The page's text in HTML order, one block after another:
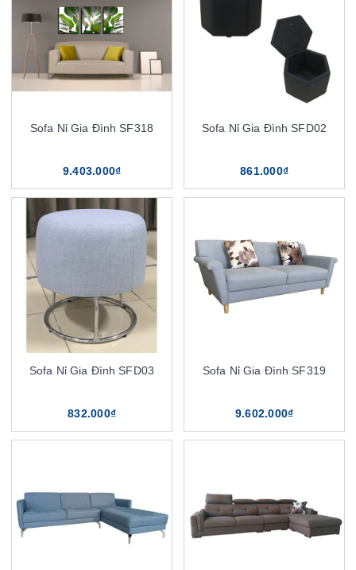
Sofa Nỉ Gia Đình SF318
9.403.000₫
Sofa Nỉ Gia Đình SFD02
861.000₫
Sofa Nỉ Gia Đình SFD03
832.000₫
Sofa Nỉ Gia Đình SF319
9.602.000₫